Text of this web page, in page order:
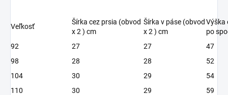
Veľkosť
Šírka cez prsia (obvod
x 2 ) cm
Šírka v páse (obvod
x 2 ) cm
Výška
po
92
27 27
47
98
28 28
52
104
30 29
54
110
30 29
59